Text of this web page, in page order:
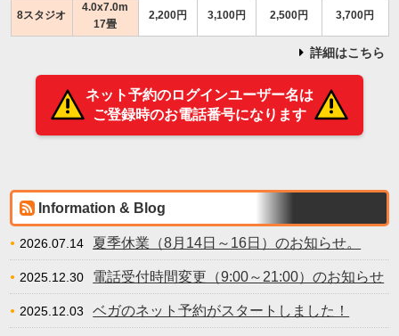
8スタジオ
4.0x7.0m
17畳
2,200円 3,100円 2,500円 3,700円
詳細はこちら
ネット予約のログインユーザー名は
ご登録時のお電話番号になります
Information & Blog
2026.07.14 夏季休業（8月14日～16日）のお知らせ。
2025.12.30 電話受付時間変更（9:00～21:00）のお知らせ
2025.12.03 ベガのネット予約がスタートしました！